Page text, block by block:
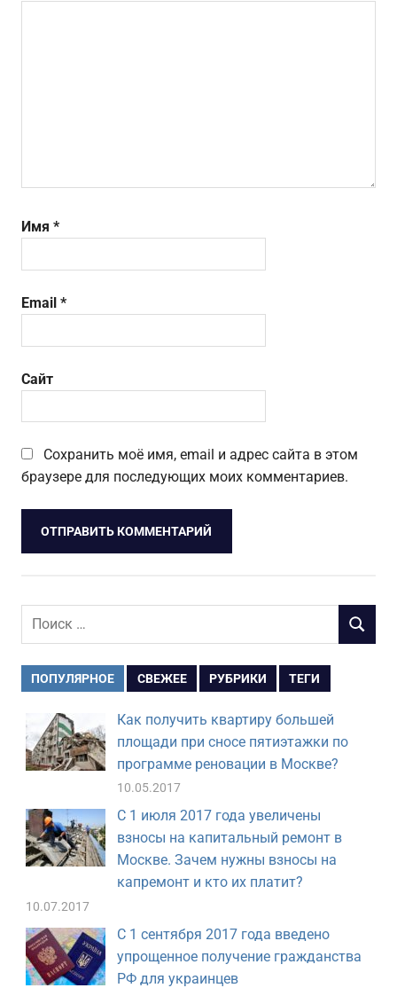
Имя *
Email *
Сайт
Сохранить моё имя, email и адрес сайта в этом
браузере для последующих моих комментариев.
Поиск
ПОИСК
ПОПУЛЯРНОЕ СВЕЖЕЕ РУБРИКИ ТЕГИ
Как получить квартиру большей
площади при сносе пятиэтажки по
программе реновации в Москве?
10.05.2017
С 1 июля 2017 года увеличены
взносы на капитальный ремонт в
Москве. Зачем нужны взносы на
капремонт и кто их платит?
10.07.2017
С 1 сентября 2017 года введено
упрощенное получение гражданства
РФ для украинцев